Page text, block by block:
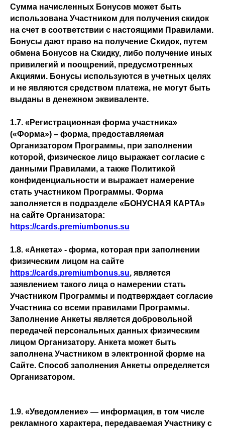
Сумма начисленных Бонусов может быть
использована Участником для получения скидок
на счет в соответствии с настоящими Правилами.
Бонусы дают право на получение Скидок, путем
обмена Бонусов на Скидку, либо получение иных
привилегий и поощрений, предусмотренных
Акциями. Бонусы используются в учетных целях
и не являются средством платежа, не могут быть
выданы в денежном эквиваленте.
1.7. «Регистрационная форма участника»
(«Форма») – форма, предоставляемая
Организатором Программы, при заполнении
которой, физическое лицо выражает согласие с
данными Правилами, а также Политикой
конфиденциальности и выражает намерение
стать участником Программы. Форма
заполняется в подразделе «БОНУСНАЯ КАРТА»
на сайте Организатора:
https://cards.premiumbonus.su
1.8. «Анкета» - форма, которая при заполнении
физическим лицом на сайте
https://cards.premiumbonus.su, является
заявлением такого лица о намерении стать
Участником Программы и подтверждает согласие
Участника со всеми правилами Программы.
Заполнение Анкеты является добровольной
передачей персональных данных физическим
лицом Организатору. Анкета может быть
заполнена Участником в электронной форме на
Сайте. Способ заполнения Анкеты определяется
Организатором.
1.9. «Уведомление» — информация, в том числе
рекламного характера, передаваемая Участнику с